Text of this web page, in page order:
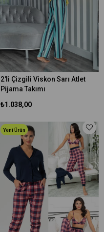
2'li Çizgili Viskon Sarı Atlet
Pijama Takımı
₺1.038,00
Yeni Ürün